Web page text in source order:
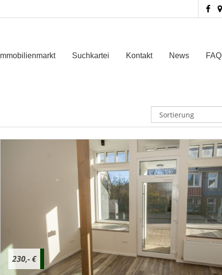
Immobilienmarkt Suchkartei Kontakt News FAQ
230,- €